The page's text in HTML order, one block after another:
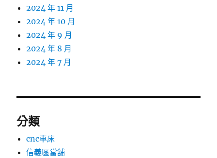
2024 年 11 月
2024 年 10 月
2024 年 9 月
2024 年 8 月
2024 年 7 月
分類
cnc車床
信義區當舖